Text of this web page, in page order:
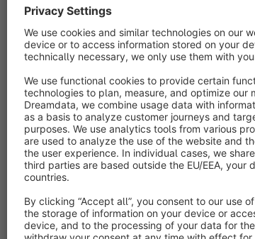
Link zum Backend der Demo:
Benutzername: testzugang
Passwort: testzugang
Bei Fragen zum Plugin, können
telefonisch unter +49 176 8057